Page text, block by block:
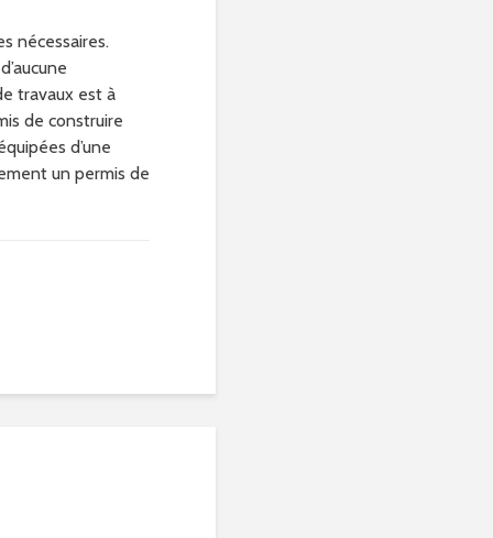
nécessaires.
travaux est à
de construire
d’une
un permis de